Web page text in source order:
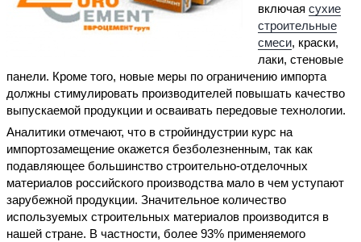
включаясухие
строительные
смеси, краски,
лаки, стеновые
панели. Кроме того, новые меры по ограничению импорта
должны стимулировать производителей повышать качество
выпускаемой продукции и осваивать передовые технологии.
Аналитики отмечают, что в стройиндустрии курс на
импортозамещение окажется безболезненным, так как
подавляющее большинство строительно-отделочных
материалов российского производства мало в чем уступают
зарубежной продукции. Значительное количество
используемых строительных материалов производится в
нашей стране. В частности, более 93% применяемого